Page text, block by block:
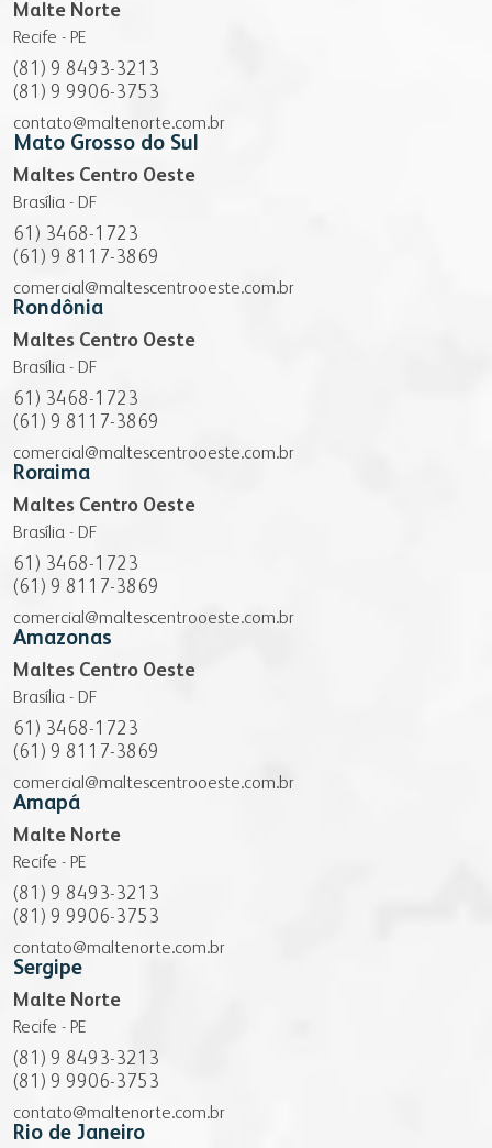
Malte Norte
Recife - PE
(81) 9 8493-3213
(81) 9 9906-3753
contato@maltenorte.com.br
Mato Grosso do Sul
Maltes Centro Oeste
Brasília - DF
61) 3468-1723
(61) 9 8117-3869
comercial@maltescentrooeste.com.br
Rondônia
Maltes Centro Oeste
Brasília - DF
61) 3468-1723
(61) 9 8117-3869
comercial@maltescentrooeste.com.br
Roraima
Maltes Centro Oeste
Brasília - DF
61) 3468-1723
(61) 9 8117-3869
comercial@maltescentrooeste.com.br
Amazonas
Maltes Centro Oeste
Brasília - DF
61) 3468-1723
(61) 9 8117-3869
comercial@maltescentrooeste.com.br
Amapá
Malte Norte
Recife - PE
(81) 9 8493-3213
(81) 9 9906-3753
contato@maltenorte.com.br
Sergipe
Malte Norte
Recife - PE
(81) 9 8493-3213
(81) 9 9906-3753
contato@maltenorte.com.br
Rio de Janeiro